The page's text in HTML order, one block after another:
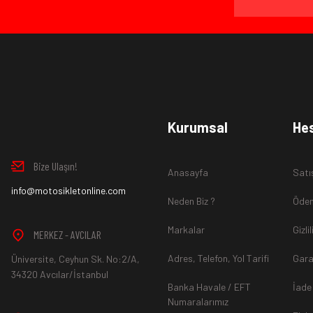
www.MotosikletOnline.com alışveriş sitesinden almış
Aksi durum söz konusu olduğunda
*İade ve Değişim sürecinde ürünlerin "Gönderici Ödemeli”
Bize Ulaşın!
info@motosikletonline.com
MERKEZ - AVCILAR
Üniversite, Ceyhun Sk. No:2/A,
34320 Avcılar/İstanbul
Kurumsal
Anasayfa
Neden Biz ?
Markalar
Adres, Telefon, Yol Tarifi
Banka Havale / EFT
Numaralarımız
İade